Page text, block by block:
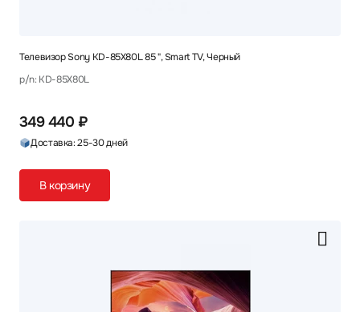
Телевизор Sony KD-85X80L 85 ", Smart TV, Черный
p/n: KD-85X80L
349 440 ₽
Доставка: 25-30 дней
В корзину